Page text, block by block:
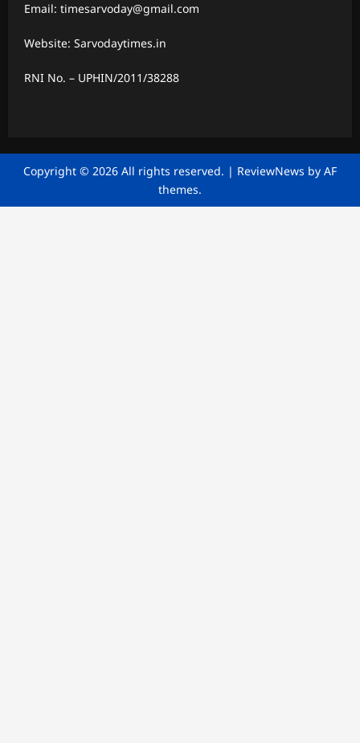
Email: timesarvoday@gmail.com
Website: Sarvodaytimes.in
RNI No. – UPHIN/2011/38288
Copyright © 2026 All rights reserved. | ReviewNews by AF
themes.